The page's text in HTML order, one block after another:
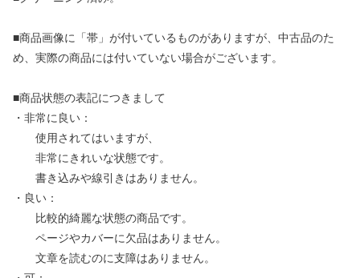
■商品画像に「帯」が付いているものがありますが、中古品のた
め、実際の商品には付いていない場合がございます。
■商品状態の表記につきまして
・非常に良い：
使用されてはいますが、
非常にきれいな状態です。
書き込みや線引きはありません。
・良い：
比較的綺麗な状態の商品です。
ページやカバーに欠品はありません。
文章を読むのに支障はありません。